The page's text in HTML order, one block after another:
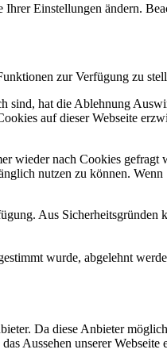
Einstellungen ändern.
zur Verfügung zu
hat die Ablehnung
auf dieser Webseite
wieder nach Cookies
nutzen zu können.
Aus
wurde, abgelehnt
Da diese Anbieter
Aussehen unserer